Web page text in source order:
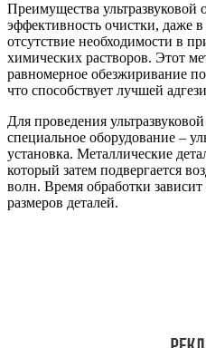
Преимущества
эффективность очистки, даже
отсутствие необходимости в
химических растворов. Этот
равномерное обезжиривание
что способствует лучшей
Для проведения
специальное оборудование –
установка. Металлические
который затем подвергается
волн. Время обработки зависит
размеров деталей.